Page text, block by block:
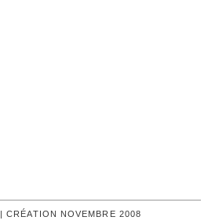
| CRÉATION NOVEMBRE 2008